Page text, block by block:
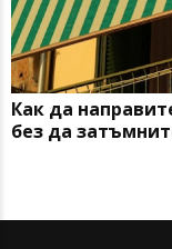
Как да
без да